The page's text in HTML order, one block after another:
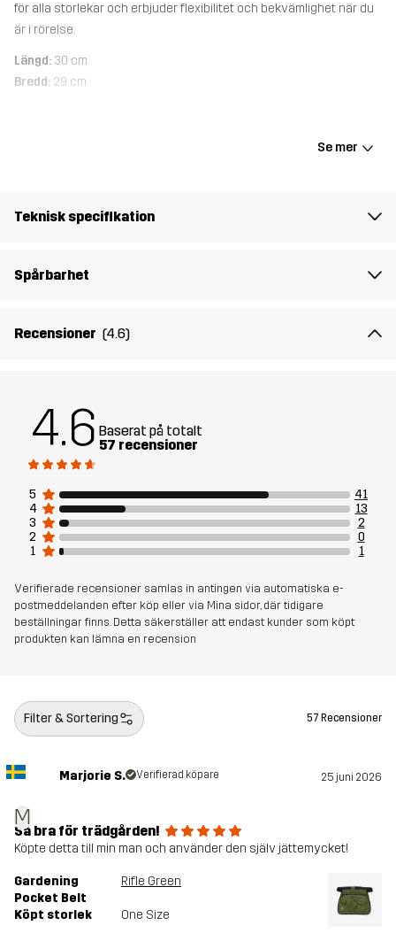
för alla storlekar och erbjuder flexibilitet och bekvämlighet när du
är i rörelse.
Längd: 30 cm
Bredd: 29 cm
Vikt
Hållbarhet Bluesign® approved
Artikelnummer 10974_2446
Se mer
Teknisk specifikation
Spårbarhet
Recensioner (4.6)
4.6 Baserat på totalt
57 recensioner
5
41
4
13
3
2
2
0
1
1
Verifierade recensioner samlas in antingen via automatiska e-
postmeddelanden efter köp eller via Mina sidor, där tidigare
beställningar finns. Detta säkerställer att endast kunder som köpt
produkten kan lämna en recension
Filter & Sortering 57 Recensioner
M
Marjorie S. Verifierad köpare 25 juni 2026
Så bra för trädgården!
Köpte detta till min man och använder den själv jättemycket!
Gardening
Pocket Belt
Rifle Green
Köpt storlek One Size